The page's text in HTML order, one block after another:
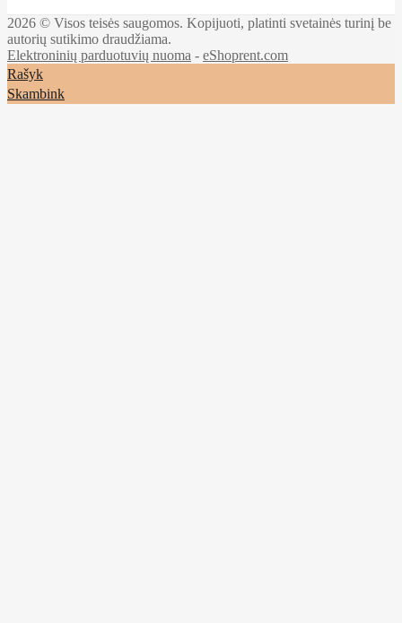
2026 © Visos teisės saugomos. Kopijuoti, platinti svetainės turinį be
autorių sutikimo draudžiama.
Elektroninių parduotuvių nuoma - eShoprent.com
Rašyk
Skambink